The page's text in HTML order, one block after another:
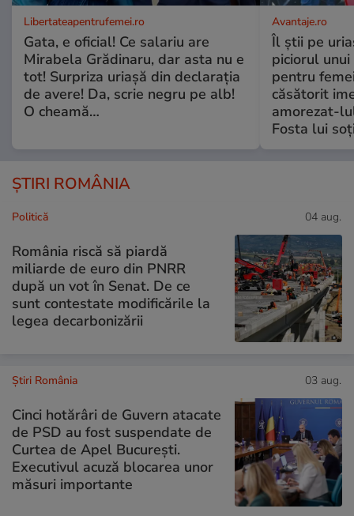
Libertateapentrufemei.ro
Gata, e oficial! Ce salariu are
Mirabela Grădinaru, dar asta nu e
tot! Surpriza uriașă din declarația
de avere! Da, scrie negru pe alb!
O cheamă…
Avantaje.ro
Îl știi pe
piciorul
pentru
căsătorit
amorezat-
Fosta lui
ȘTIRI ROMÂNIA
Politică 04 aug.
România riscă să piardă
miliarde de euro din PNRR
după un vot în Senat. De ce
sunt contestate modificările la
legea decarbonizării
Știri România 03 aug.
Cinci hotărâri de Guvern atacate
de PSD au fost suspendate de
Curtea de Apel București.
Executivul acuză blocarea unor
măsuri importante